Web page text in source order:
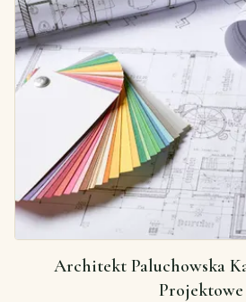
Architekt Paluchowska
Projektowe